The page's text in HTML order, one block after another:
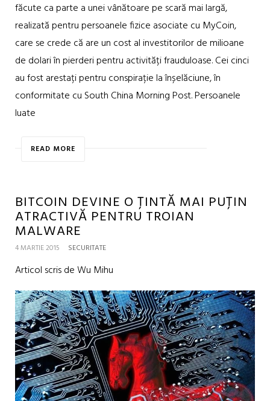
făcute ca parte a unei vânătoare pe scară mai largă,
realizată pentru persoanele fizice asociate cu MyCoin,
care se crede că are un cost al investitorilor de milioane
de dolari în pierderi pentru activități frauduloase. Cei cinci
au fost arestați pentru conspirație la înșelăciune, în
conformitate cu South China Morning Post. Persoanele
luate
READ MORE
BITCOIN DEVINE O ȚINTĂ MAI PUȚIN
ATRACTIVĂ PENTRU TROIAN
MALWARE
4 MARTIE 2015 SECURITATE
Articol scris de Wu Mihu